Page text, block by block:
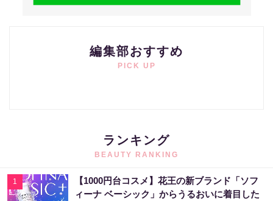
編集部おすすめ
PICK UP
ランキング
BEAUTY RANKING
1
【1000円台コスメ】花王の新ブランド「ソフ
ィーナ ベーシック」からうるおいに着目した